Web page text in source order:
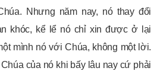
Nhưng năm nay, nó thay đổi
khóc, kể lể nó chỉ xin được ở lại
mình nó với Chúa, không một lời.
của nó khi bấy lâu nay cứ phải